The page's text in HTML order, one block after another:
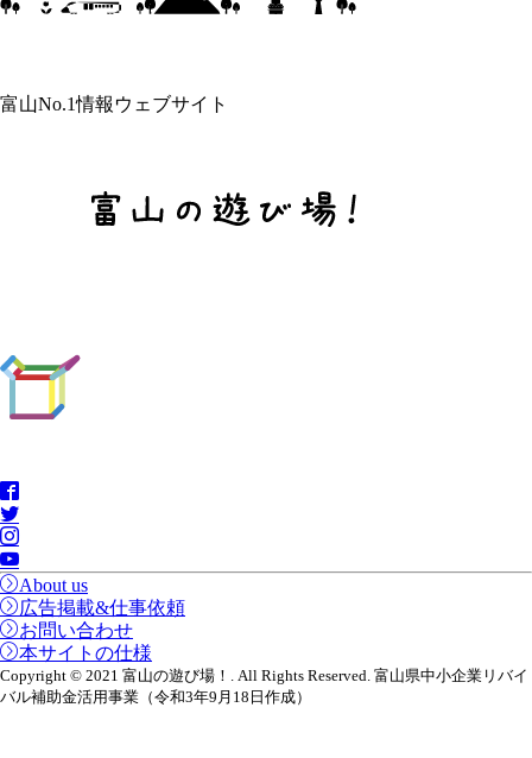
富山No.1情報ウェブサイト
About us
広告掲載&仕事依頼
お問い合わせ
本サイトの仕様
Copyright © 2021 富山の遊び場！. All Rights Reserved. 富山県中小企業リバイ
バル補助金活用事業（令和3年9月18日作成）